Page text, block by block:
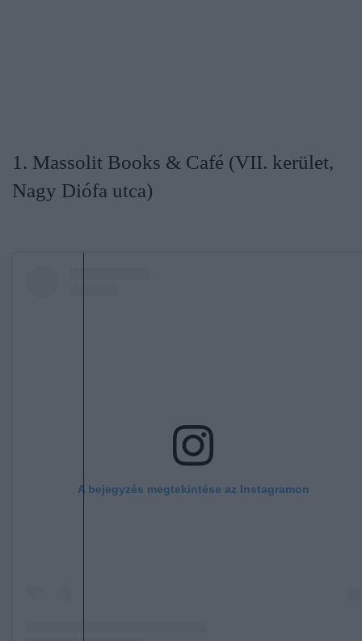
1. Massolit Books & Café (VII. kerület,
Nagy Diófa utca)
A bejegyzés megtekintése az Instagramon